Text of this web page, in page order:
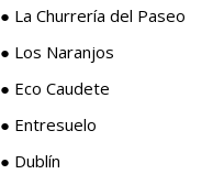
● La Churrería del Paseo
● Los Naranjos
● Eco Caudete
● Entresuelo
● Dublín